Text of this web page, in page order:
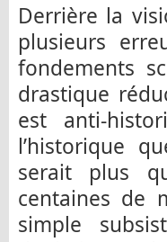
Derrière la
plusieurs
fondements
drastique
est anti-
l’historique
serait plus
centaines de
simple